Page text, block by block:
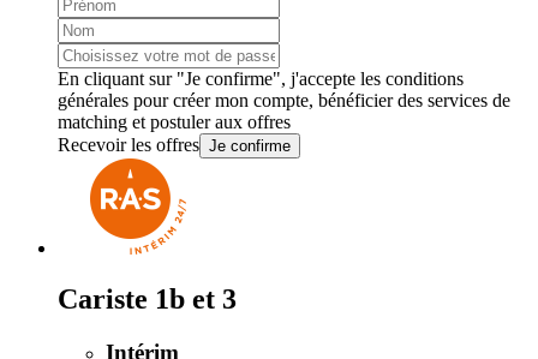
En cliquant sur "Je confirme", j'accepte les conditions
générales pour créer mon compte, bénéficier des services de
matching et postuler aux offres
Recevoir les offres Je confirme
Cariste 1b et 3
Intérim